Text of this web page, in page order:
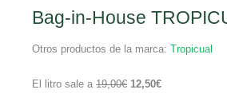
Bag-in-House
Otros productos de la marca: Tropicual
El litro sale a 19,00€ 12,50€